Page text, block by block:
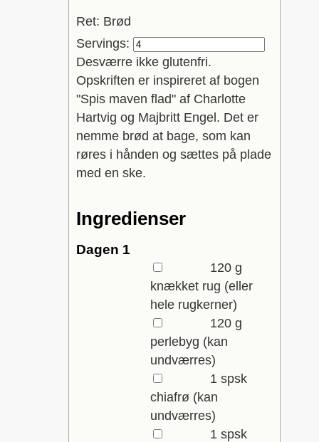
Ret: Brød
Servings:
Desværre ikke glutenfri.
Opskriften er inspireret af bogen
"Spis maven flad" af Charlotte
Hartvig og Majbritt Engel. Det er
nemme brød at bage, som kan
røres i hånden og sættes på plade
med en ske.
Ingredienser
Dagen 1
120 g
knækket rug (eller
hele rugkerner)
120 g
perlebyg (kan
undværres)
1 spsk
chiafrø (kan
undværres)
1 spsk